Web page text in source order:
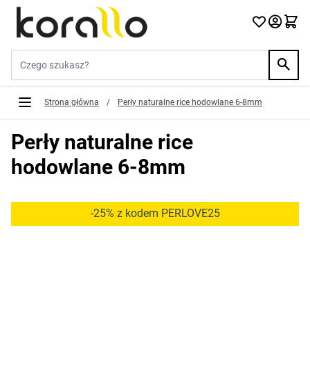
Przejdź do treści
Strona główna / Perły naturalne rice hodowlane 6-8mm
Perły naturalne rice
hodowlane 6-8mm
-25% z kodem PERLOVE25